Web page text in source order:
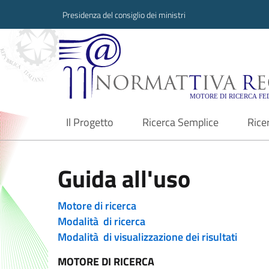
Presidenza del consiglio dei ministri
Normattiva
Il Progetto
current Ricerca Semplice
Guida all'uso
Motore di ricerca
Modalità di ricerca
Modalità di visualizzazione dei risultati
MOTORE DI RICERCA